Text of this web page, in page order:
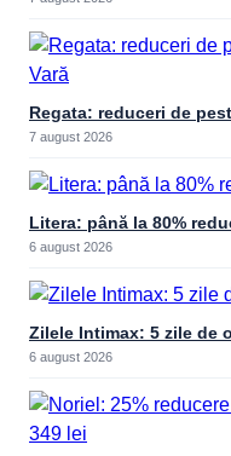
Regata: reduceri de
7 august 2026
Litera: până la 80%
6 august 2026
Zilele Intimax: 5 zile de
6 august 2026